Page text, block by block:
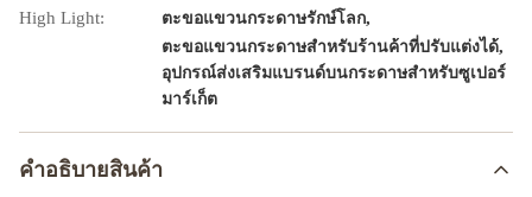
High Light:
ตะขอแขวนกระดาษรักษ์โลก,
ตะขอแขวนกระดาษสำหรับร้านค้าที่ปรับแต่งได้,
อุปกรณ์ส่งเสริมแบรนด์บนกระดาษสำหรับซูเปอร์
มาร์เก็ต
คําอธิบายสินค้า